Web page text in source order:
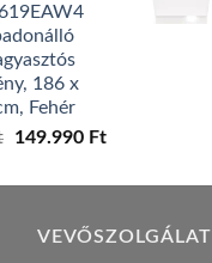
was:
139.990 Ft.
186 x
Fehér
Original
was:
149.990 FtCurrent
is:
VEVŐSZOLGÁLAT